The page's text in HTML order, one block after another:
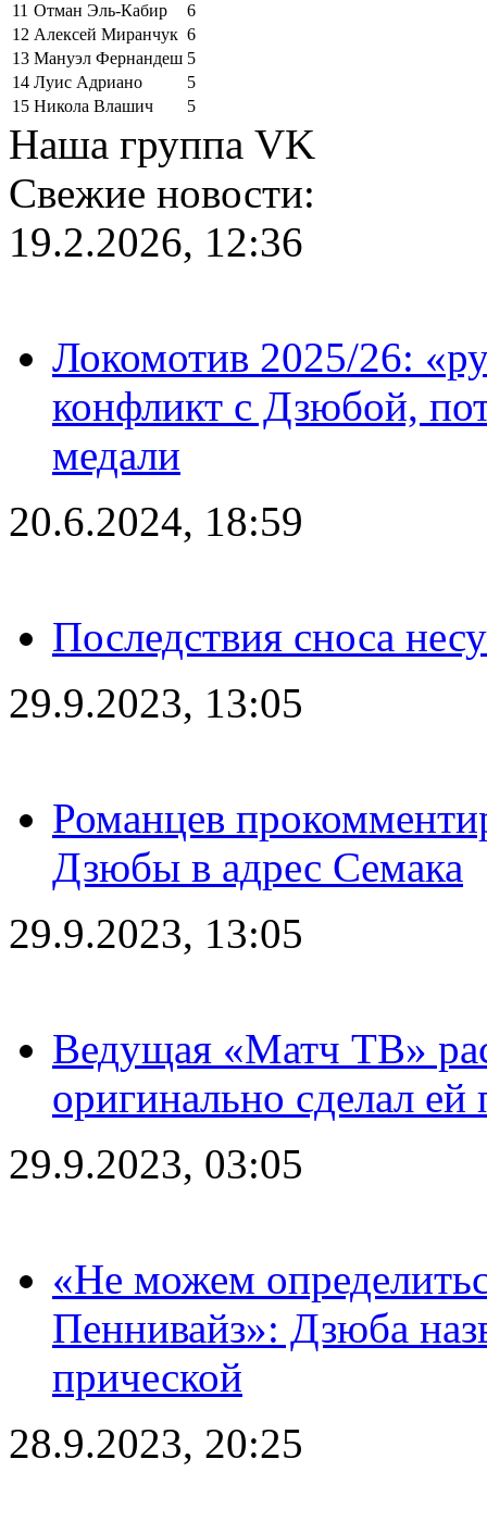
11 Отман Эль-Кабир
6
12 Алексей Миранчук 6
13 Мануэл Фернандеш 5
14 Луис Адриано
5
15 Никола Влашич 5
Наша группа VK
Свежие новости:
19.2.2026, 12:36
Локомотив 2025/26:
конфликт с Дзюбой,
медали
20.6.2024, 18:59
Последствия сноса
29.9.2023, 13:05
Романцев
Дзюбы в адрес Семака
29.9.2023, 13:05
Ведущая «Матч ТВ»
оригинально сделал ей
29.9.2023, 03:05
«Не можем
Пеннивайз»: Дзюба
прической
28.9.2023, 20:25